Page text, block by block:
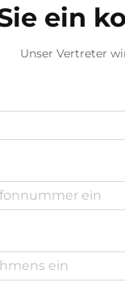
ordnen...
ein
Unser Vertreter